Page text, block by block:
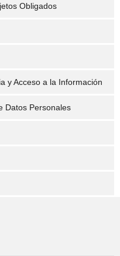
Obligados
y Acceso a la Información
Datos Personales